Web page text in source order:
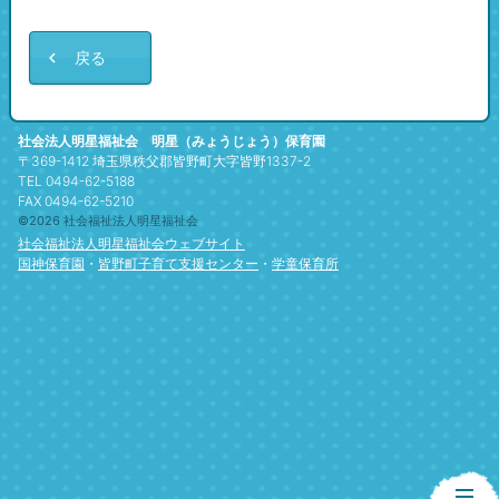
戻る
社会法人明星福祉会 明星（みょうじょう）保育園
〒369-1412 埼玉県秩父郡皆野町大字皆野1337-2
TEL 0494-62-5188
FAX 0494-62-5210
©2026 社会福祉法人明星福祉会
社会福祉法人明星福祉会ウェブサイト
国神保育園 ・ 皆野町子育て支援センター ・ 学童保育所